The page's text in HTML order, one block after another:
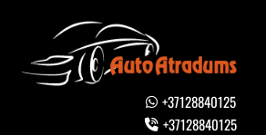
+37128840125
+37128840125